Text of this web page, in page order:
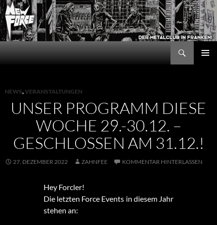
Zum
Inhalt
springen
New Force
NEWS,VERANSTALTUNGEN
UNSER PROGRAMM DIESE
WOCHE 29.-30.12. –
GESCHLOSSEN AM 31.12.!
27. DEZEMBER 2022 ZAHNFEE KOMMENTAR HINTERLASSEN
Hey Forcler!
Die letzten Force Events in diesem Jahr
stehen an: